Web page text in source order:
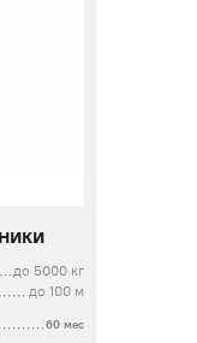
до 5000 кг
до 100 м
60 мес